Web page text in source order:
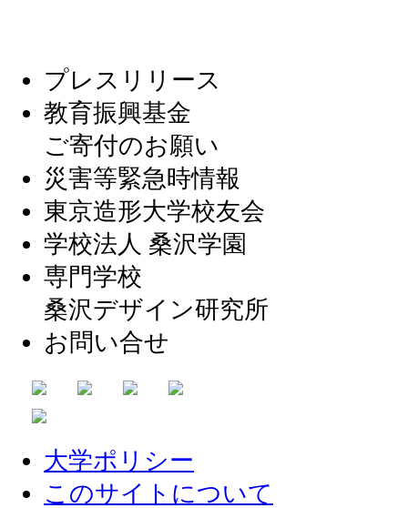
プレスリリース
教育振興基金
ご寄付のお願い
災害等緊急時情報
東京造形大学校友会
学校法人 桑沢学園
専門学校
桑沢デザイン研究所
お問い合せ
大学ポリシー
このサイトについて